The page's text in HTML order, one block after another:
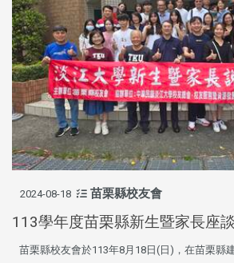
2024-08-18 苗栗縣校友會
113學年度苗栗縣新生暨家長座
苗栗縣校友會於113年8月18日(日)，在苗栗縣